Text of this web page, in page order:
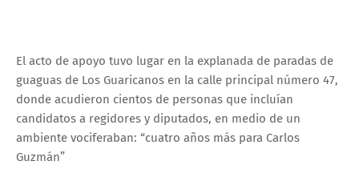
El acto de apoyo tuvo lugar en la explanada de paradas de
guaguas de Los Guaricanos en la calle principal número 47,
donde acudieron cientos de personas que incluían
candidatos a regidores y diputados, en medio de un
ambiente vociferaban: “cuatro años más para Carlos
Guzmán”